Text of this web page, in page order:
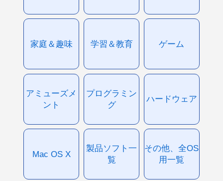
家庭＆趣味 学習＆教育 ゲーム
アミューズメ
ント
プログラミン
グ
ハードウェア
Mac OS X
製品ソフト一
覧
その他、全OS
用一覧